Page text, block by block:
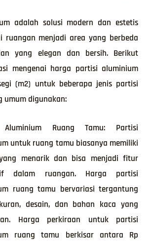
adalah solusi modern dan estetis
ruangan menjadi area yang berbeda
yang elegan dan bersih. Berikut
mengenai harga partisi aluminium
(m2) untuk beberapa jenis partisi
umum digunakan:
Ruang Tamu: Partisi
untuk ruang tamu biasanya memiliki
menarik dan bisa menjadi fitur
dalam ruangan. Harga partisi
ruang tamu bervariasi tergantung
desain, dan bahan kaca yang
Harga perkiraan untuk partisi
ruang tamu berkisar antara Rp